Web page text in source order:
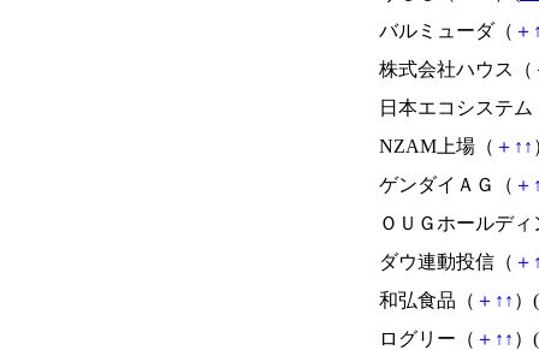
バルミューダ（ ＋
株式会社ハウス（
日本エコシステム
NZAM上場（ ＋ ↑ ↑
ゲンダイＡＧ（ ＋
ＯＵＧホールデ
ダウ連動投信（ ＋
和弘食品（ ＋ ↑ ↑ ）(
ログリー（ ＋ ↑ ↑ ）(